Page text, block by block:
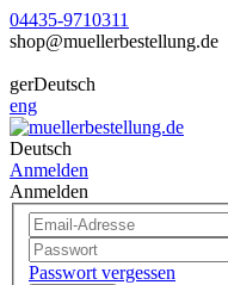
04435-9710311
shop@muellerbestellung.de
gerDeutsch
eng
Deutsch
Anmelden
Anmelden
Passwort vergessen